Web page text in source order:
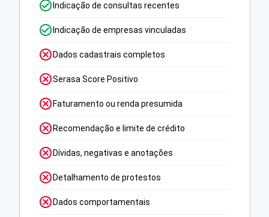
Indicação de consultas recentes
Indicação de empresas vinculadas
Dados cadastrais completos
Serasa Score Positivo
Faturamento ou renda presumida
Recomendação e limite de crédito
Dívidas, negativas e anotações
Detalhamento de protestos
Dados comportamentais